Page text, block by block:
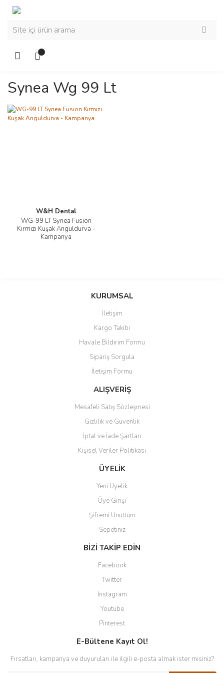
Synea Wg 99 Lt
W&H Dental
WG-99 LT Synea Fusion
Kırmızı Kuşak Anguldurva -
Kampanya
KURUMSAL
İletişim
Kargo Takibi
Havale Bildirim Formu
Sipariş Sorgula
İletişim Formu
ALIŞVERİŞ
Mesafeli Satış Sözleşmesi
Gizlilik ve Güvenlik
İptal ve İade Şartları
Kişisel Veriler Politikası
ÜYELİK
Yeni Üyelik
Üye Girişi
Şifremi Unuttum
Sepetiniz
BİZİ TAKİP EDİN
Facebook
Twitter
Instagram
Youtube
Pinterest
E-Bültene Kayıt Ol!
Fırsatları, kampanya ve duyuruları ile ilgili e-posta almak ister misiniz?